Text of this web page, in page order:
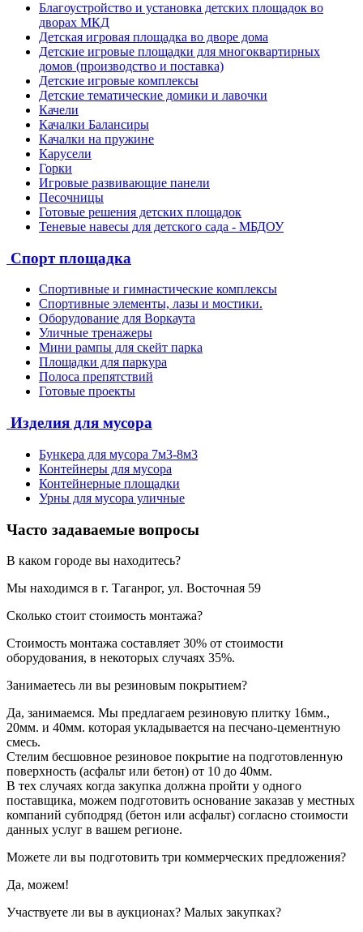
Благоустройство и установка детских площадок во
дворах МКД
Детская игровая площадка во дворе дома
Детские игровые площадки для многоквартирных
домов (производство и поставка)
Детские игровые комплексы
Детские тематические домики и лавочки
Качели
Качалки Балансиры
Качалки на пружине
Карусели
Горки
Игровые развивающие панели
Песочницы
Готовые решения детских площадок
Теневые навесы для детского сада - МБДОУ
Спорт площадка
Спортивные и гимнастические комплексы
Спортивные элементы, лазы и мостики.
Оборудование для Воркаута
Уличные тренажеры
Мини рампы для скейт парка
Площадки для паркура
Полоса препятствий
Готовые проекты
Изделия для мусора
Бункера для мусора 7м3-8м3
Контейнеры для мусора
Контейнерные площадки
Урны для мусора уличные
Часто задаваемые вопросы
В каком городе вы находитесь?
Мы находимся в г. Таганрог, ул. Восточная 59
Сколько стоит стоимость монтажа?
Стоимость монтажа составляет 30% от стоимости
оборудования, в некоторых случаях 35%.
Занимаетесь ли вы резиновым покрытием?
Да, занимаемся. Мы предлагаем резиновую плитку 16мм.,
20мм. и 40мм. которая укладывается на песчано-цементную
смесь.
Стелим бесшовное резиновое покрытие на подготовленную
поверхность (асфальт или бетон) от 10 до 40мм.
В тех случаях когда закупка должна пройти у одного
поставщика, можем подготовить основание заказав у местных
компаний субподряд (бетон или асфальт) согласно стоимости
данных услуг в вашем регионе.
Можете ли вы подготовить три коммерческих предложения?
Да, можем!
Участвуете ли вы в аукционах? Малых закупках?